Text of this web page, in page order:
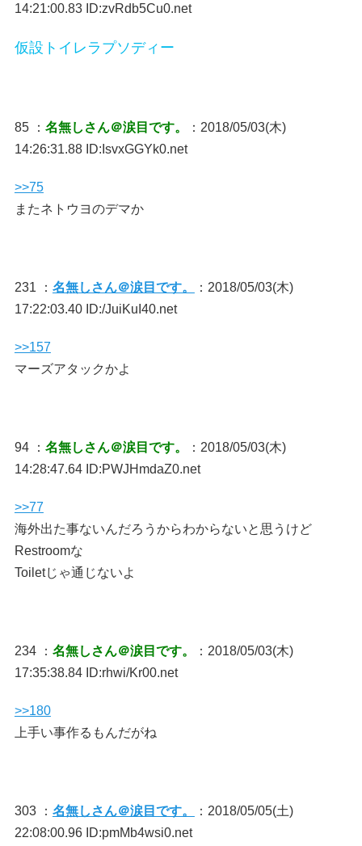
14:21:00.83 ID:zvRdb5Cu0.net
仮設トイレラプソディー
85 ： 名無しさん＠涙目です。
：2018/05/03(木)
14:26:31.88 ID:IsvxGGYk0.net
>>75
またネトウヨのデマか
231 ： 名無しさん＠涙目です。
：2018/05/03(木)
17:22:03.40 ID:/JuiKuI40.net
>>157
マーズアタックかよ
94 ： 名無しさん＠涙目です。
：2018/05/03(木)
14:28:47.64 ID:PWJHmdaZ0.net
>>77
海外出た事ないんだろうからわからないと思うけど
Restroomな
Toiletじゃ通じないよ
234 ： 名無しさん＠涙目です。
：2018/05/03(木)
17:35:38.84 ID:rhwi/Kr00.net
>>180
上手い事作るもんだがね
303 ： 名無しさん＠涙目です。
：2018/05/05(土)
22:08:00.96 ID:pmMb4wsi0.net